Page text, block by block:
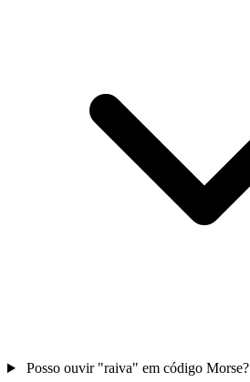
Posso ouvir "raiva" em código Morse?